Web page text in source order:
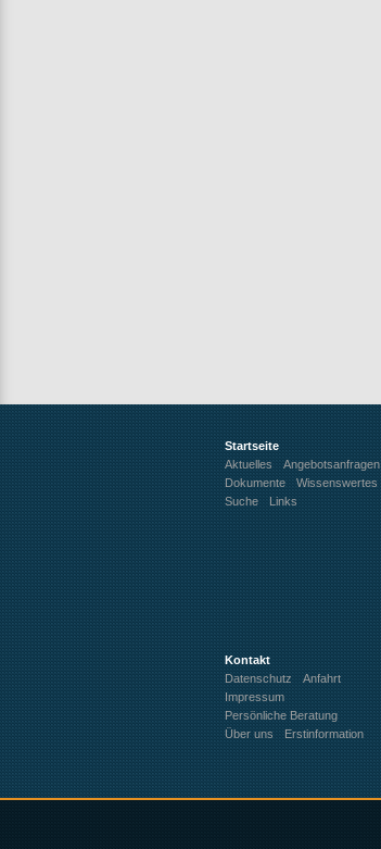
Startseite
Aktuelles
Angebotsanfragen
Dokumente
Wissenswertes
Suche
Links
Kontakt
Datenschutz
Anfahrt
Impressum
Persönliche Beratung
Über uns
Erstinformation